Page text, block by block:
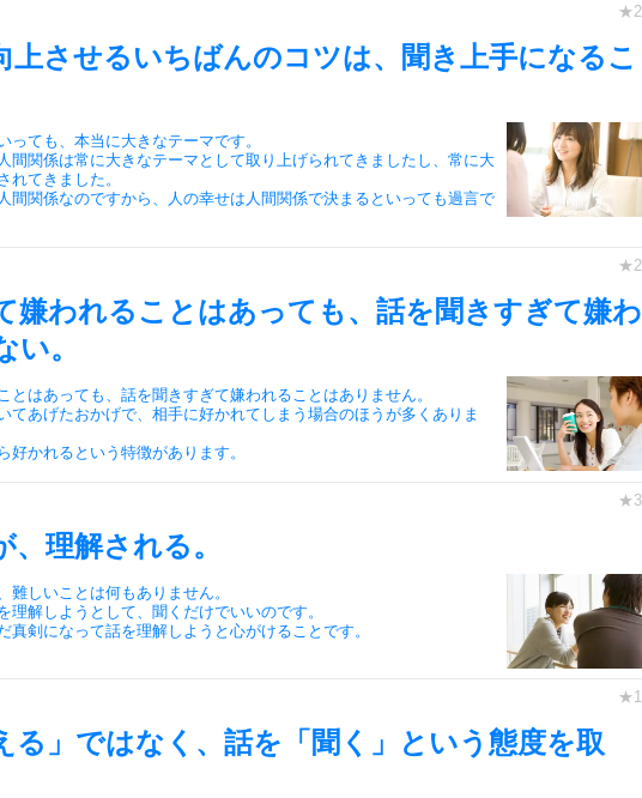
上させるいちばんのコツは、聞き上手になるこ
っても、本当に大きなテーマです。
間関係は常に大きなテーマとして取り上げられてきましたし、常に大
れてきました。
間関係なのですから、人の幸せは人間関係で決まるといっても過言で
嫌われることはあっても、話を聞きすぎて嫌わ
い。
とはあっても、話を聞きすぎて嫌われることはありません。
てあげたおかげで、相手に好かれてしまう場合のほうが多くありま
好かれるという特徴があります。
理解される。
難しいことは何もありません。
理解しようとして、聞くだけでいいのです。
真剣になって話を理解しようと心がけることです。
る」ではなく、話を「聞く」という態度を取